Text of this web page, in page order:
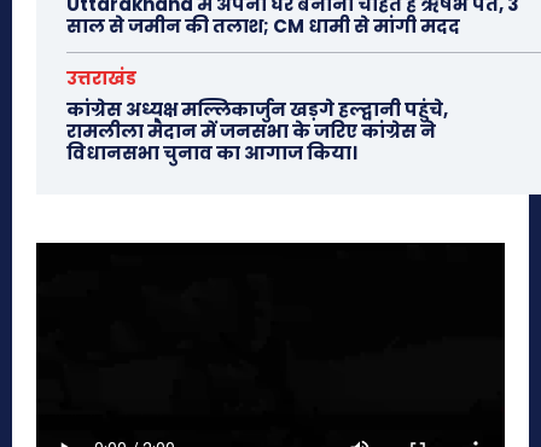
साल से जमीन की तलाश; CM धामी से मांगी मदद
उत्तराखंड
कांग्रेस अध्यक्ष मल्लिकार्जुन खड़गे हल्द्वानी पहुंचे,
रामलीला मैदान में जनसभा के जरिए कांग्रेस ने
विधानसभा चुनाव का आगाज किया।